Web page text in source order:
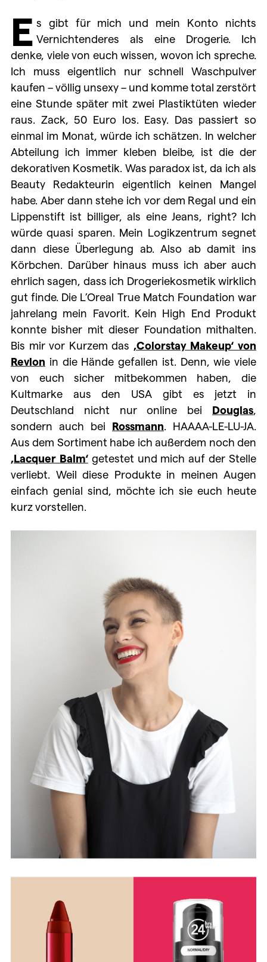
E s gibt für mich und mein Konto nichts
Vernichtenderes als eine Drogerie. Ich
denke, viele von euch wissen, wovon ich spreche.
Ich muss eigentlich nur schnell Waschpulver
kaufen – völlig unsexy – und komme total zerstört
eine Stunde später mit zwei Plastiktüten wieder
raus. Zack, 50 Euro los. Easy. Das passiert so
einmal im Monat, würde ich schätzen. In welcher
Abteilung ich immer kleben bleibe, ist die der
dekorativen Kosmetik. Was paradox ist, da ich als
Beauty Redakteurin eigentlich keinen Mangel
habe. Aber dann stehe ich vor dem Regal und ein
Lippenstift ist billiger, als eine Jeans, right? Ich
würde quasi sparen. Mein Logikzentrum segnet
dann diese Überlegung ab. Also ab damit ins
Körbchen. Darüber hinaus muss ich aber auch
ehrlich sagen, dass ich Drogeriekosmetik wirklich
gut finde. Die L’Oreal True Match Foundation war
jahrelang mein Favorit. Kein High End Produkt
konnte bisher mit dieser Foundation mithalten.
Bis mir vor Kurzem das ‚Colorstay Makeup‘ von
Revlon in die Hände gefallen ist. Denn, wie viele
von euch sicher mitbekommen haben, die
Kultmarke aus den USA gibt es jetzt in
Deutschland nicht nur online bei Douglas
sondern auch bei Rossmann . HAAAA-LE-LU-JA.
Aus dem Sortiment habe ich außerdem noch den
‚Lacquer Balm‘getestet und mich auf der Stelle
verliebt. Weil diese Produkte in meinen Augen
einfach genial sind, möchte ich sie euch heute
kurz vorstellen.